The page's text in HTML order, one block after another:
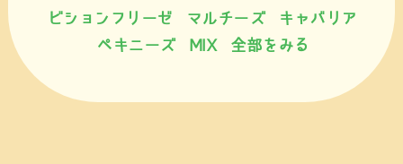
ビションフリーゼ
マルチーズ
キャバリア
ペキニーズ
MIX 全部をみる